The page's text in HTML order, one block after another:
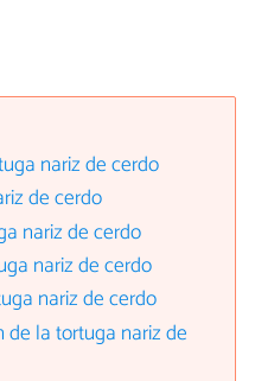
nariz de cerdo
de cerdo
nariz de cerdo
nariz de cerdo
nariz de cerdo
de la tortuga nariz de